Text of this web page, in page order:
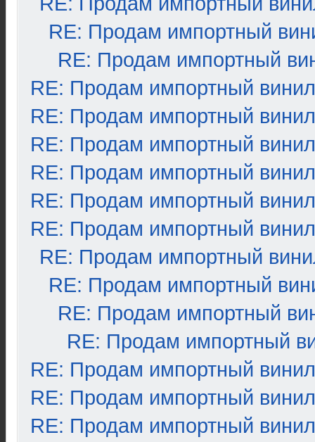
RE: Продам импортный
RE: Продам импортный
RE: Продам импортный винил
RE: Продам импортный винил
RE: Продам импортный винил
RE: Продам импортный винил
RE: Продам импортный винил
RE: Продам импортный винил
RE: Продам импортный
RE: Продам импортный
RE: Продам импортный
RE: Продам импортный
RE: Продам импортный винил
RE: Продам импортный винил
RE: Продам импортный винил